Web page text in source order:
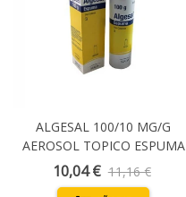
ALGESAL 100/10 MG/G
AEROSOL TOPICO ESPUMA
100 G
10,04 € 11,16 €